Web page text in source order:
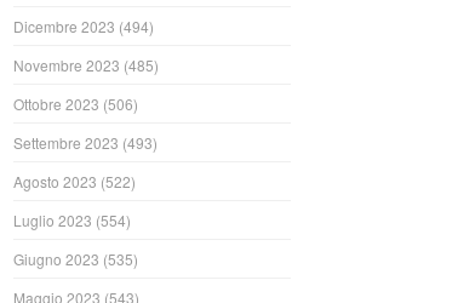
Dicembre 2023 (494)
Novembre 2023 (485)
Ottobre 2023 (506)
Settembre 2023 (493)
Agosto 2023 (522)
Luglio 2023 (554)
Giugno 2023 (535)
Maggio 2023 (543)